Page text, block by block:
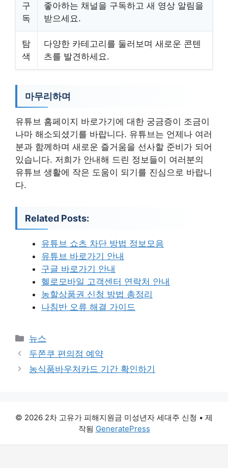
구
독
좋아하는 채널을 구독하고 새 영상 알림을
받으세요.
탐
색
다양한 카테고리를 둘러보며 새로운 콘텐
츠를 발견하세요.
마무리하며
유튜브 홈페이지 바로가기에 대한 궁금증이 조금이
나마 해소되셨기를 바랍니다. 유튜브는 언제나 여러
분과 함께하며 새로운 즐거움을 선사할 준비가 되어
있습니다. 저희가 안내해 드린 정보들이 여러분의
유튜브 생활에 작은 도움이 되기를 진심으로 바랍니
다.
Related Posts:
유튜브 쇼츠 차단 방법 정보모음
유튜브 바로가기 안내
구글 바로가기 안내
헬로모바일 고객센터 연락처 안내
농할상품권 신청 방법 총정리
나침반 오류 해결 가이드
카
테
고
리
뉴스
두쫀쿠 편의점 예약
농식품바우처카드 기간 확인하기
© 2026 2차 고유가 피해지원금 미성년자 세대주 신청 • 제
작됨 GeneratePress